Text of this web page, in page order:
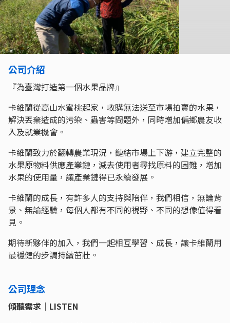
公司介紹
『為臺灣打造第一個水果品牌』
卡維蘭從高山水蜜桃起家，收購無法送至市場拍賣的水果，
解決丟棄造成的污染、蟲害等問題外，同時增加偏鄉農友收
入及就業機會。
卡維蘭致力於翻轉農業現況，鏈結市場上下游，建立完整的
水果原物料供應產業鏈，減去使用者尋找原料的困難，增加
水果的使用量，讓產業鏈得已永續發展。
卡維蘭的成長，有許多人的支持與陪伴，我們相信，無論背
景、無論經驗，每個人都有不同的視野、不同的想像值得看
見。
期待新夥伴的加入，我們一起相互學習、成長，讓卡維蘭用
最穩健的步調持續茁壯。
公司理念
傾聽需求｜LISTEN